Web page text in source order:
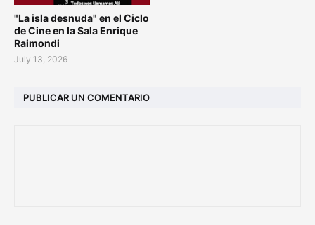
"La isla desnuda" en el Ciclo
de Cine en la Sala Enrique
Raimondi
July 13, 2026
PUBLICAR UN COMENTARIO